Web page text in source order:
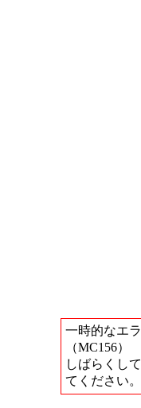
一時的なエ
（MC156）
しばらくし
てください。